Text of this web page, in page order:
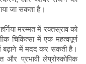
जा सकता है।
मरम्मत में रक्तस्राव को
चिकित्सा में एक महत्वपूर्ण
बढ़ाने में मदद कर सकती है।
प्रभावी लेप्रोस्कोपिक